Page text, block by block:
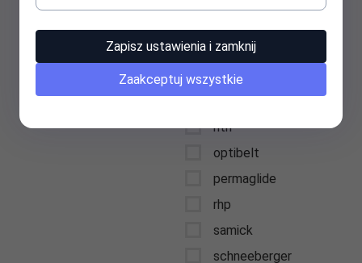
nilos-ring
nke
NSK
ntn
optibelt
permaglide
rhp
samick
schneeberger
Zapisz ustawienia i zamknij
Zaakceptuj wszystkie